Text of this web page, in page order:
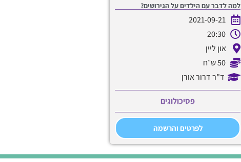
למה לדבר עם הילדים על הגירושים?
2021-09-21
20:30
און ליין
50 ש״ח
ד"ר דרור אורן
פסיכולוגים
לפרטים והרשמה